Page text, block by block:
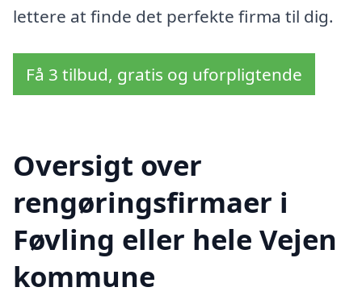
lettere at finde det perfekte firma til dig.
Få 3 tilbud, gratis og uforpligtende
Oversigt over
rengøringsfirmaer i
Føvling eller hele Vejen
kommune